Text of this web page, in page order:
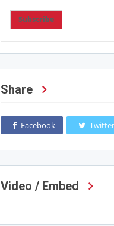
Subscribe
Share
Facebook Twitter
Video / Embed